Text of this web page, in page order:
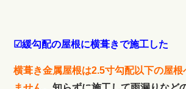
☑緩勾配の屋根に横葺きで施工した
横葺き金属屋根は2.5寸勾配以下の屋根